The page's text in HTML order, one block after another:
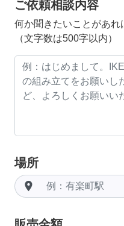
ご依頼相談内容
何か聞きたいことがあ
（文字数は500字以内）
場所
room